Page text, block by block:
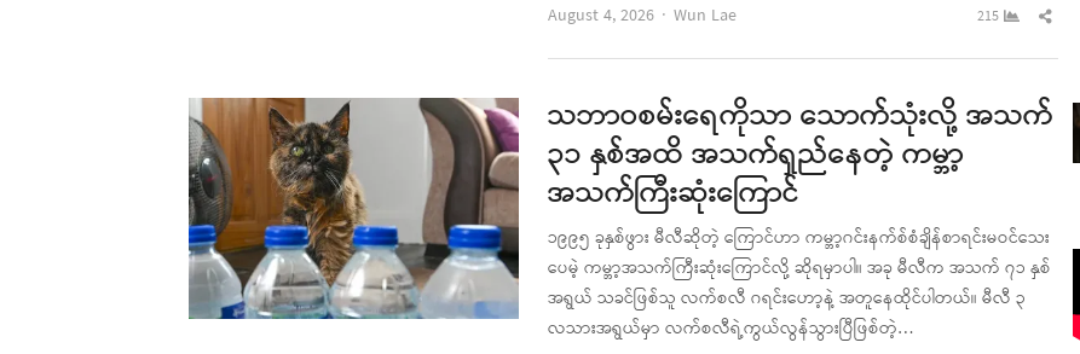
August 4, 2026
Author
Wun Lae 215
Share
post
သဘာဝစမ်းရေကိုသာ သောက်သုံးလို့ အသက်
၃၁ နှစ်အထိ အသက်ရှည်နေတဲ့ ကမ္ဘာ့
အသက်ကြီးဆုံးကြောင်
၁၉၉၅ ခုနှစ်ဖွား မီလီဆိုတဲ့ ကြောင်ဟာ ကမ္ဘာ့ဂင်းနက်စ်စံချိန်စာရင်းမဝင်သေး
ပေမဲ့ ကမ္ဘာ့အသက်ကြီးဆုံးကြောင်လို့ ဆိုရမှာပါ။ အခု မီလီက အသက် ၇၁ နှစ်
အရွယ် သခင်ဖြစ်သူ လက်စလီ ဂရင်းဟော့နဲ့ အတူနေထိုင်ပါတယ်။ မီလီ ၃
လသားအရွယ်မှာ လက်စလီရဲ့ကွယ်လွန်သွားပြီဖြစ်တဲ့…